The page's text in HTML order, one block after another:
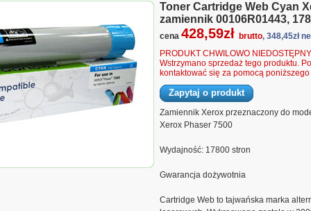
Toner Cartridge Web Cyan
zamiennik 00106R01443,
cena 428,59zł brutto, 348,45zł
PRODUKT CHWILOWO
Wstrzymano sprzedaż tego produktu.
kontaktować się za pomocą
Zapytaj o produkt
Zamiennik Xerox przeznaczony do
Xerox Phaser 7500
Wydajność: 17800 stron
Gwarancja dożywotnia
Cartridge Web to tajwańska marka